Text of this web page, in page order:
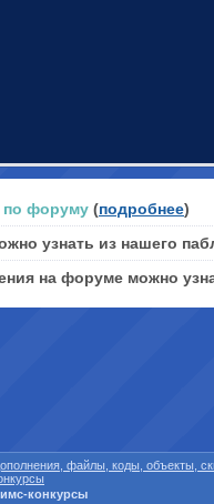
форуму (подробнее)
узнать из нашего
на форуме можно
файлы, коды, объекты,
конкурсы